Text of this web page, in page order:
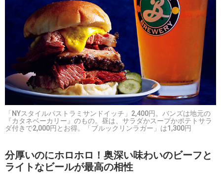
「NYスタイルパストラミサンドイッチ」2,400円。バンズは地元の
『カタネベーカリー』のもの。昼は、サラダかスープかポテトサラ
ダ付きで2,000円とお得。「ブルックリンラガー」は1,300円
分厚いのにホロホロ！奥深い味わいのビーフと
ライトなビールが最高の相性